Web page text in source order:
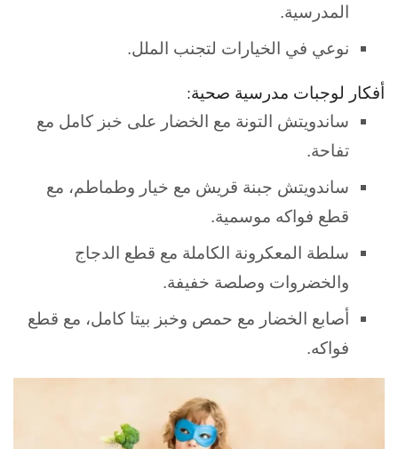
المدرسية.
نوعي في الخيارات لتجنب الملل.
أفكار لوجبات مدرسية صحية:
ساندويتش التونة مع الخضار على خبز كامل مع
تفاحة.
ساندويتش جبنة قريش مع خيار وطماطم، مع
قطع فواكه موسمية.
سلطة المعكرونة الكاملة مع قطع الدجاج
والخضروات وصلصة خفيفة.
أصابع الخضار مع حمص وخبز بيتا كامل، مع قطع
فواكه.